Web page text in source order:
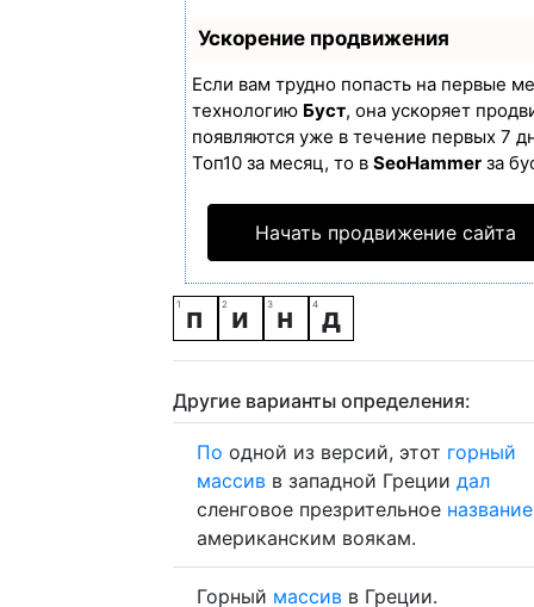
Ускорение продвижения
Если вам трудно попасть на первые
технологию Буст, она ускоряет
появляются уже в течение первых 7
Топ10 за месяц, то в SeoHammer за
Начать продвижение сайта
п и н д
Другие варианты определения:
По одной из версий, этот горный
массив в западной Греции дал
сленговое презрительное название
американским воякам.
Горный массив в Греции.